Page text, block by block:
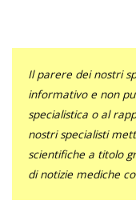
Il parere dei nostri
informativo e non
specialistica o al
nostri specialisti
scientifiche a titolo
di notizie mediche